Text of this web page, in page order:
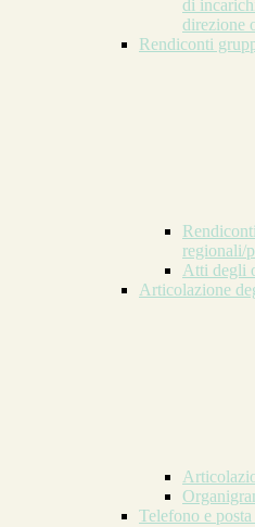
di
direzione
Rendiconti
regionali/
Atti degli
Articolazione
Telefono e